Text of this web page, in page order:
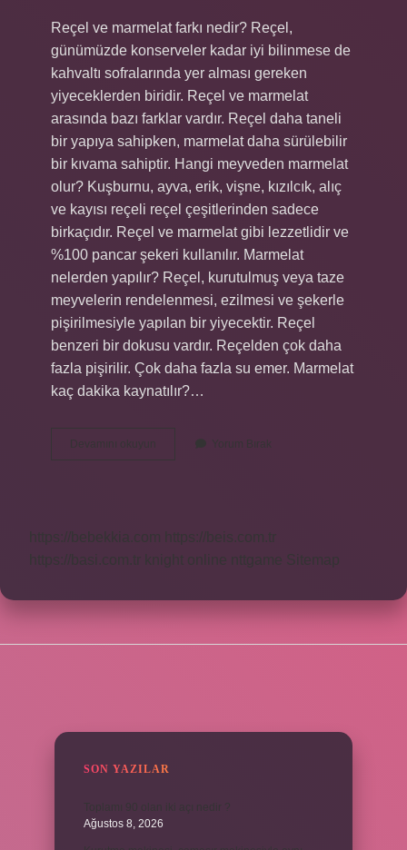
Reçel ve marmelat farkı nedir? Reçel,
günümüzde konserveler kadar iyi bilinmese de
kahvaltı sofralarında yer alması gereken
yiyeceklerden biridir. Reçel ve marmelat
arasında bazı farklar vardır. Reçel daha taneli
bir yapıya sahipken, marmelat daha sürülebilir
bir kıvama sahiptir. Hangi meyveden marmelat
olur? Kuşburnu, ayva, erik, vişne, kızılcık, alıç
ve kayısı reçeli reçel çeşitlerinden sadece
birkaçıdır. Reçel ve marmelat gibi lezzetlidir ve
%100 pancar şekeri kullanılır. Marmelat
nelerden yapılır? Reçel, kurutulmuş veya taze
meyvelerin rendelenmesi, ezilmesi ve şekerle
pişirilmesiyle yapılan bir yiyecektir. Reçel
benzeri bir dokusu vardır. Reçelden çok daha
fazla pişirilir. Çok daha fazla su emer. Marmelat
kaç dakika kaynatılır?…
Devamını okuyun
Marmelat
Nedir
Yorum Bırak
https://bebekkia.com
https://beis.com.tr
https://basi.com.tr knight online nttgame Sitemap
SON YAZILAR
Ağustos 8, 2026